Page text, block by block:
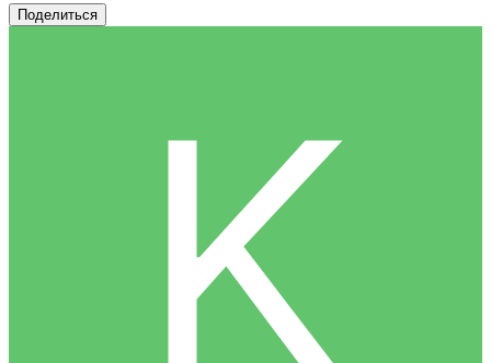
Поделиться